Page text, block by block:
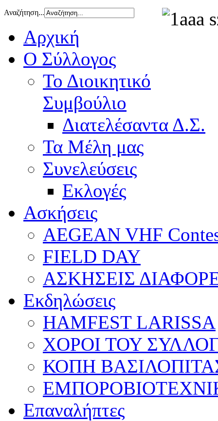
Αναζήτηση...
Αρχική
Ο Σύλλογος
Το Διοικητικό
Συμβούλιο
Διατελέσαντα Δ.Σ.
Τα Μέλη μας
Συνελεύσεις
Εκλογές
Ασκήσεις
AEGEAN VHF
FIELD DAY
ΑΣΚΗΣΕΙΣ
Εκδηλώσεις
HAMFEST LARISSA
ΧΟΡΟΙ ΤΟΥ
ΚΟΠΗ
Επαναλήπτες